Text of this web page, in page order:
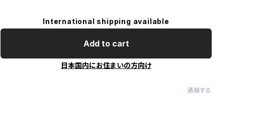
International shipping available
Add to cart
日本国内にお住まいの方向け
通報する